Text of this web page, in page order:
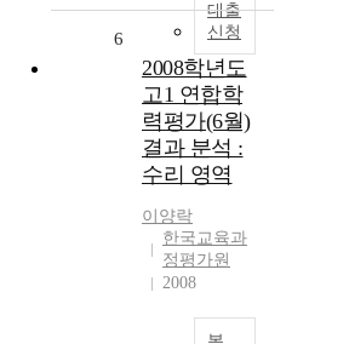
대출
신청
6
2008학년도
고1 연합학
력평가(6월)
결과 분석 :
수리 영역
이양락
한국교육과
정평가원
2008